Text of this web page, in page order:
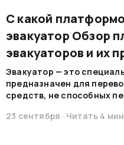
С какой
эвакуатор Обзор
эвакуаторов и их
Эвакуатор — это
предназначен для
средств, не способных
машины обеспечивают
23 сентября · Читать 4 мин